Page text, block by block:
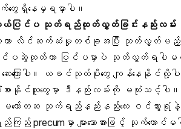
တွေရှိနေမှရမှာပါ။
ယ်ပြင်ပ သုတ်ရည်ထုတ်လွှတ်ခြင်းနည်းလမ်း
သားဟာ လိင်ဆက်ဆံမှုတစ်ခုအပြီး သုတ်လွှတ်မ
င်ပဆွဲထုတ်ကာ ပြင်ပမှာပဲ သုတ်လွှတ်ရ
ဆေးကြောပါ။ ယခင်သုတ်ပိုးတွေ ကျန်နေ
းနိုင်သူတွေမှာ ဒီနည်းလမ်းကို မသုံးသင့်ပါ။
က မတော်တဆ သုက်ရည်နည်းနည်းလေး ဝင်သွ
precumမှာ များသောအားဖြင့် သုက်ကော